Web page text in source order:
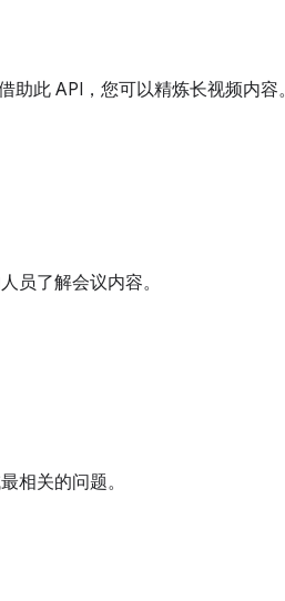
助此 API，您可以精炼长视频内
员了解会议内容。
相关的问题。